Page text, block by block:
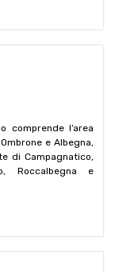
comprende l’area
e Albegna,
di Campagnatico,
Roccalbegna e